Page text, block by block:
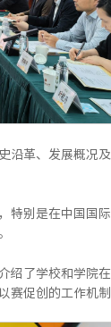
革、发展概况
特别是在中国
了学校和学院
赛促创的工作机